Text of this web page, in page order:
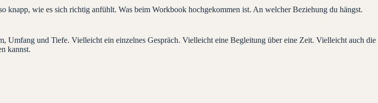
knapp, wie es sich richtig anfühlt. Was beim Workbook hochgekommen ist. An welcher Beziehung du hängst.
und Tiefe. Vielleicht ein einzelnes Gespräch. Vielleicht eine Begleitung über eine Zeit. Vielleicht auch die
kannst.